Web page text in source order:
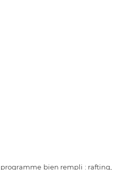
programme bien rempli : rafting,